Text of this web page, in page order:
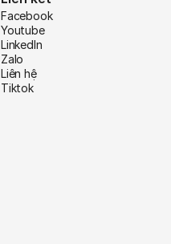
Facebook
Youtube
LinkedIn
Zalo
Liên hệ
Tiktok